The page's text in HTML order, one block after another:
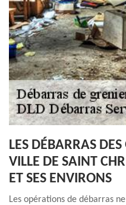
LES DÉBARRAS
VILLE DE SAINT
ET SES ENVIRONS
Les opérations de débarras